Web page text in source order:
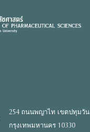
254 ถนนพญาไท เขตปทุมวัน
กรุงเทพมหานคร 10330